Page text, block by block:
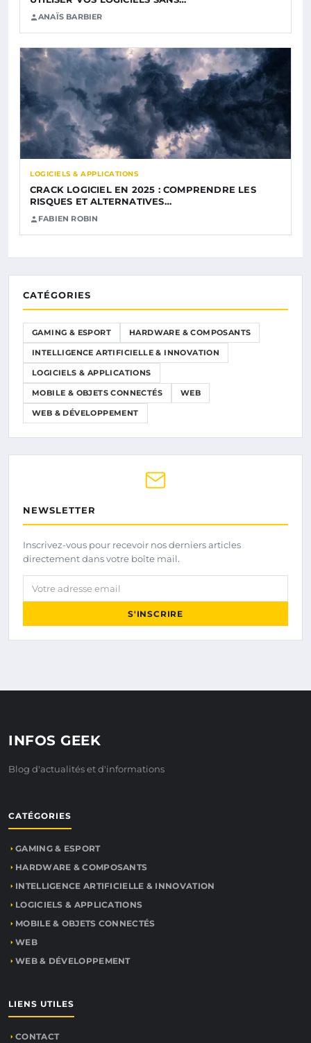
ANAÏS BARBIER
LOGICIELS & APPLICATIONS
CRACK LOGICIEL EN 2025 : COMPRENDRE LES
RISQUES ET ALTERNATIVES…
FABIEN ROBIN
CATÉGORIES
GAMING & ESPORT HARDWARE & COMPOSANTS
INTELLIGENCE ARTIFICIELLE & INNOVATION
LOGICIELS & APPLICATIONS
MOBILE & OBJETS CONNECTÉS WEB
WEB & DÉVELOPPEMENT
NEWSLETTER
Inscrivez-vous pour recevoir nos derniers articles
directement dans votre boîte mail.
Votre adresse email
S'INSCRIRE
INFOS GEEK
Blog d'actualités et d'informations
CATÉGORIES
GAMING & ESPORT
HARDWARE & COMPOSANTS
INTELLIGENCE ARTIFICIELLE & INNOVATION
LOGICIELS & APPLICATIONS
MOBILE & OBJETS CONNECTÉS
WEB
WEB & DÉVELOPPEMENT
LIENS UTILES
CONTACT